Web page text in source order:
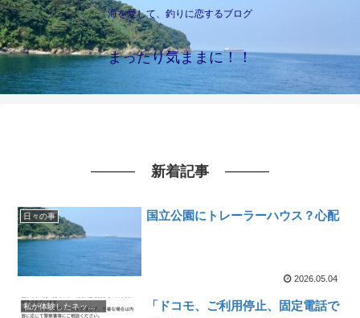
海を愛して、釣りに恋するブログ
まったり気ままに！！
新着記事
日々の事 国立公園にトレーラーハウス？心配
2026.05.04
私が体験したネットトラブル達・ほぼ自分のミス
「ドコモ、ご利用停止、固定電話で